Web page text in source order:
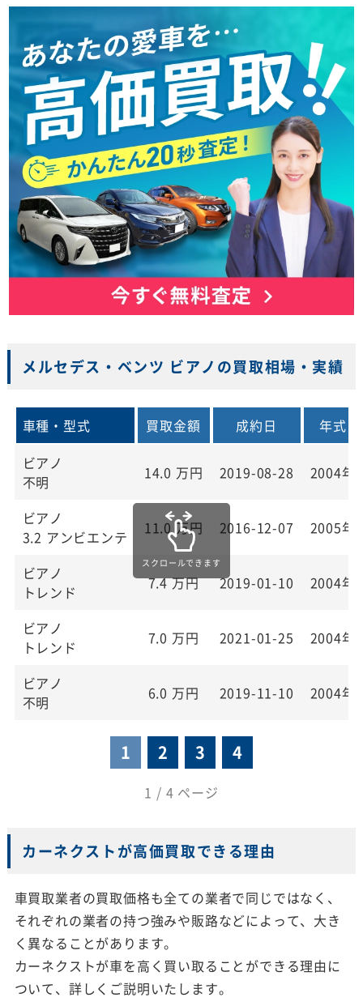
メルセデス・ベンツ ビアノの買取相場・実績
車種・型式 買取金額 成約日
年式
ビアノ
不明
14.0 万円 2019-08-28 2004年
ビアノ
3.2 アンビエンテ
11.0万円 2016-12-07 2005年
ビアノ
トレンド
7.4万円 2019-01-10 2004年
ビアノ
トレンド
7.0 万円 2021-01-25 2004年
ビアノ
不明
6.0 万円 2019-11-10 2004年
1 2 3 4
1 / 4 ページ
カーネクストが高価買取できる理由
車買取業者の買取価格も全ての業者で同じではなく、
それぞれの業者の持つ強みや販路などによって、大き
く異なることがあります。
カーネクストが車を高く買い取ることができる理由に
ついて、詳しくご説明いたします。